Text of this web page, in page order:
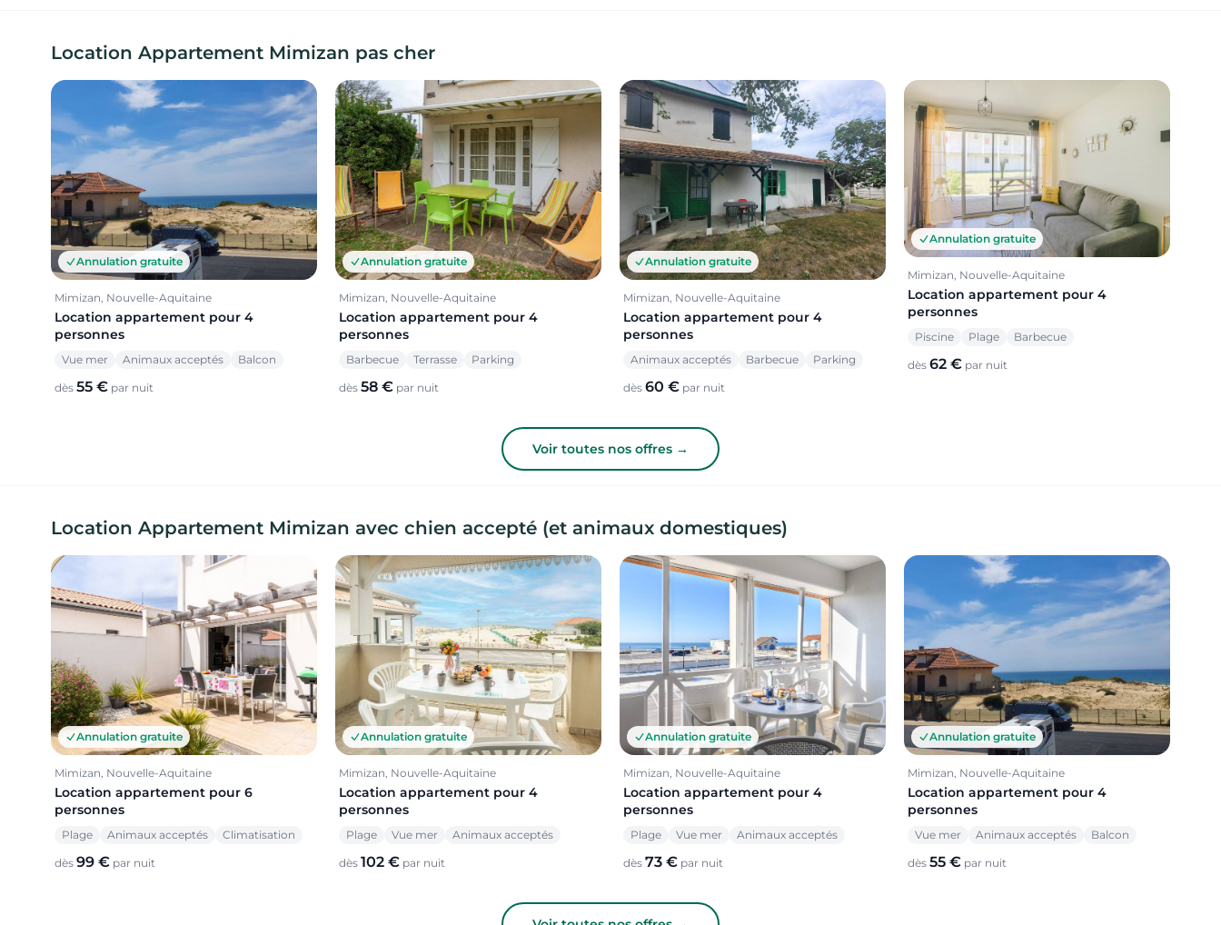
Location Appartement Mimizan pas cher
Annulation gratuite
Mimizan, Nouvelle-Aquitaine
Location appartement pour 4
personnes
Vue mer Animaux acceptés Balcon
dès 55 € par nuit
Annulation gratuite
Mimizan, Nouvelle-Aquitaine
Location appartement pour 4
personnes
Barbecue Terrasse Parking
dès 58 € par nuit
Annulation gratuite
Mimizan, Nouvelle-Aquitaine
Location appartement pour 4
personnes
Animaux acceptés Barbecue Parking
dès 60 € par nuit
Annulation gratuite
Mimizan, Nouvelle-Aquitaine
Location appartement pour 4
personnes
Piscine Plage Barbecue
dès 62 € par nuit
Voir toutes nos offres →
Location Appartement Mimizan avec chien accepté (et animaux domestiques)
Annulation gratuite
Mimizan, Nouvelle-Aquitaine
Location appartement pour 6
personnes
Plage Animaux acceptés Climatisation
dès 99 € par nuit
Annulation gratuite
Mimizan, Nouvelle-Aquitaine
Location appartement pour 4
personnes
Plage Vue mer Animaux acceptés
dès 102 € par nuit
Annulation gratuite
Mimizan, Nouvelle-Aquitaine
Location appartement pour 4
personnes
Plage Vue mer Animaux acceptés
dès 73 € par nuit
Annulation gratuite
Mimizan, Nouvelle-Aquitaine
Location appartement pour 4
personnes
Vue mer Animaux acceptés Balcon
dès 55 € par nuit